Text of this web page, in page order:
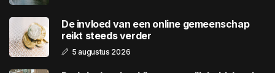
De invloed van een online gemeenschap
reikt steeds verder
5 augustus 2026